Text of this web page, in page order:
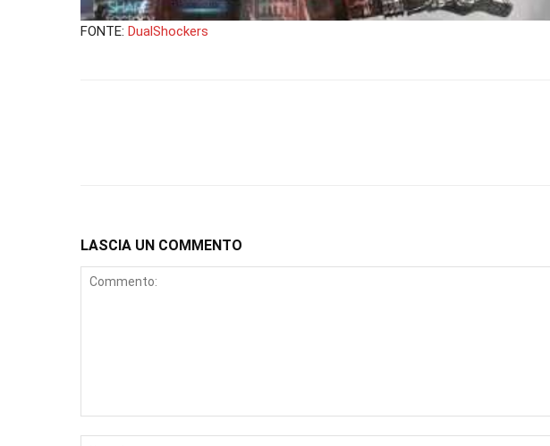
FONTE: DualShockers
LASCIA UN COMMENTO